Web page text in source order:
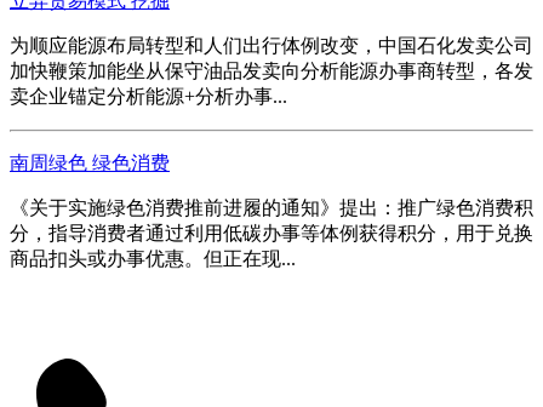
为顺应能源布局转型和人们出行体例改变，中国石化发卖公司
加快鞭策加能坐从保守油品发卖向分析能源办事商转型，各发
卖企业锚定分析能源+分析办事...
南周绿色 绿色消费
《关于实施绿色消费推前进履的通知》提出：推广绿色消费积
分，指导消费者通过利用低碳办事等体例获得积分，用于兑换
商品扣头或办事优惠。但正在现...